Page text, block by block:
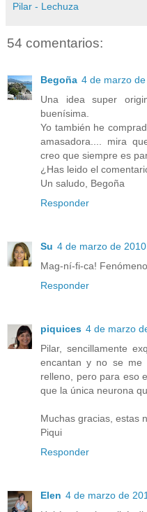
Pilar - Lechuza
54 comentarios:
Begoña 4 de marzo
Una idea super
buenísima.
Yo también he
amasadora.... mira
creo que siempre es
¿Has leido el
Un saludo, Begoña
Responder
Su 4 de marzo de
Mag-ní-fi-ca!
Responder
piquices 4 de marzo
Pilar, sencillamente
encantan y no se me
relleno, pero para eso
que la única neurona
Muchas gracias, estas
Piqui
Responder
Elen 4 de marzo de